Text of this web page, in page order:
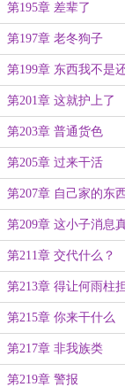
第195章 差辈了
第197章 老冬狗子
第199章 东西我不是
第201章 这就护上了
第203章 普通货色
第205章 过来干活
第207章 自己家的东
第209章 这小子消息
第211章 交代什么？
第213章 得让何雨柱担
第215章 你来干什么
第217章 非我族类
第219章 警报